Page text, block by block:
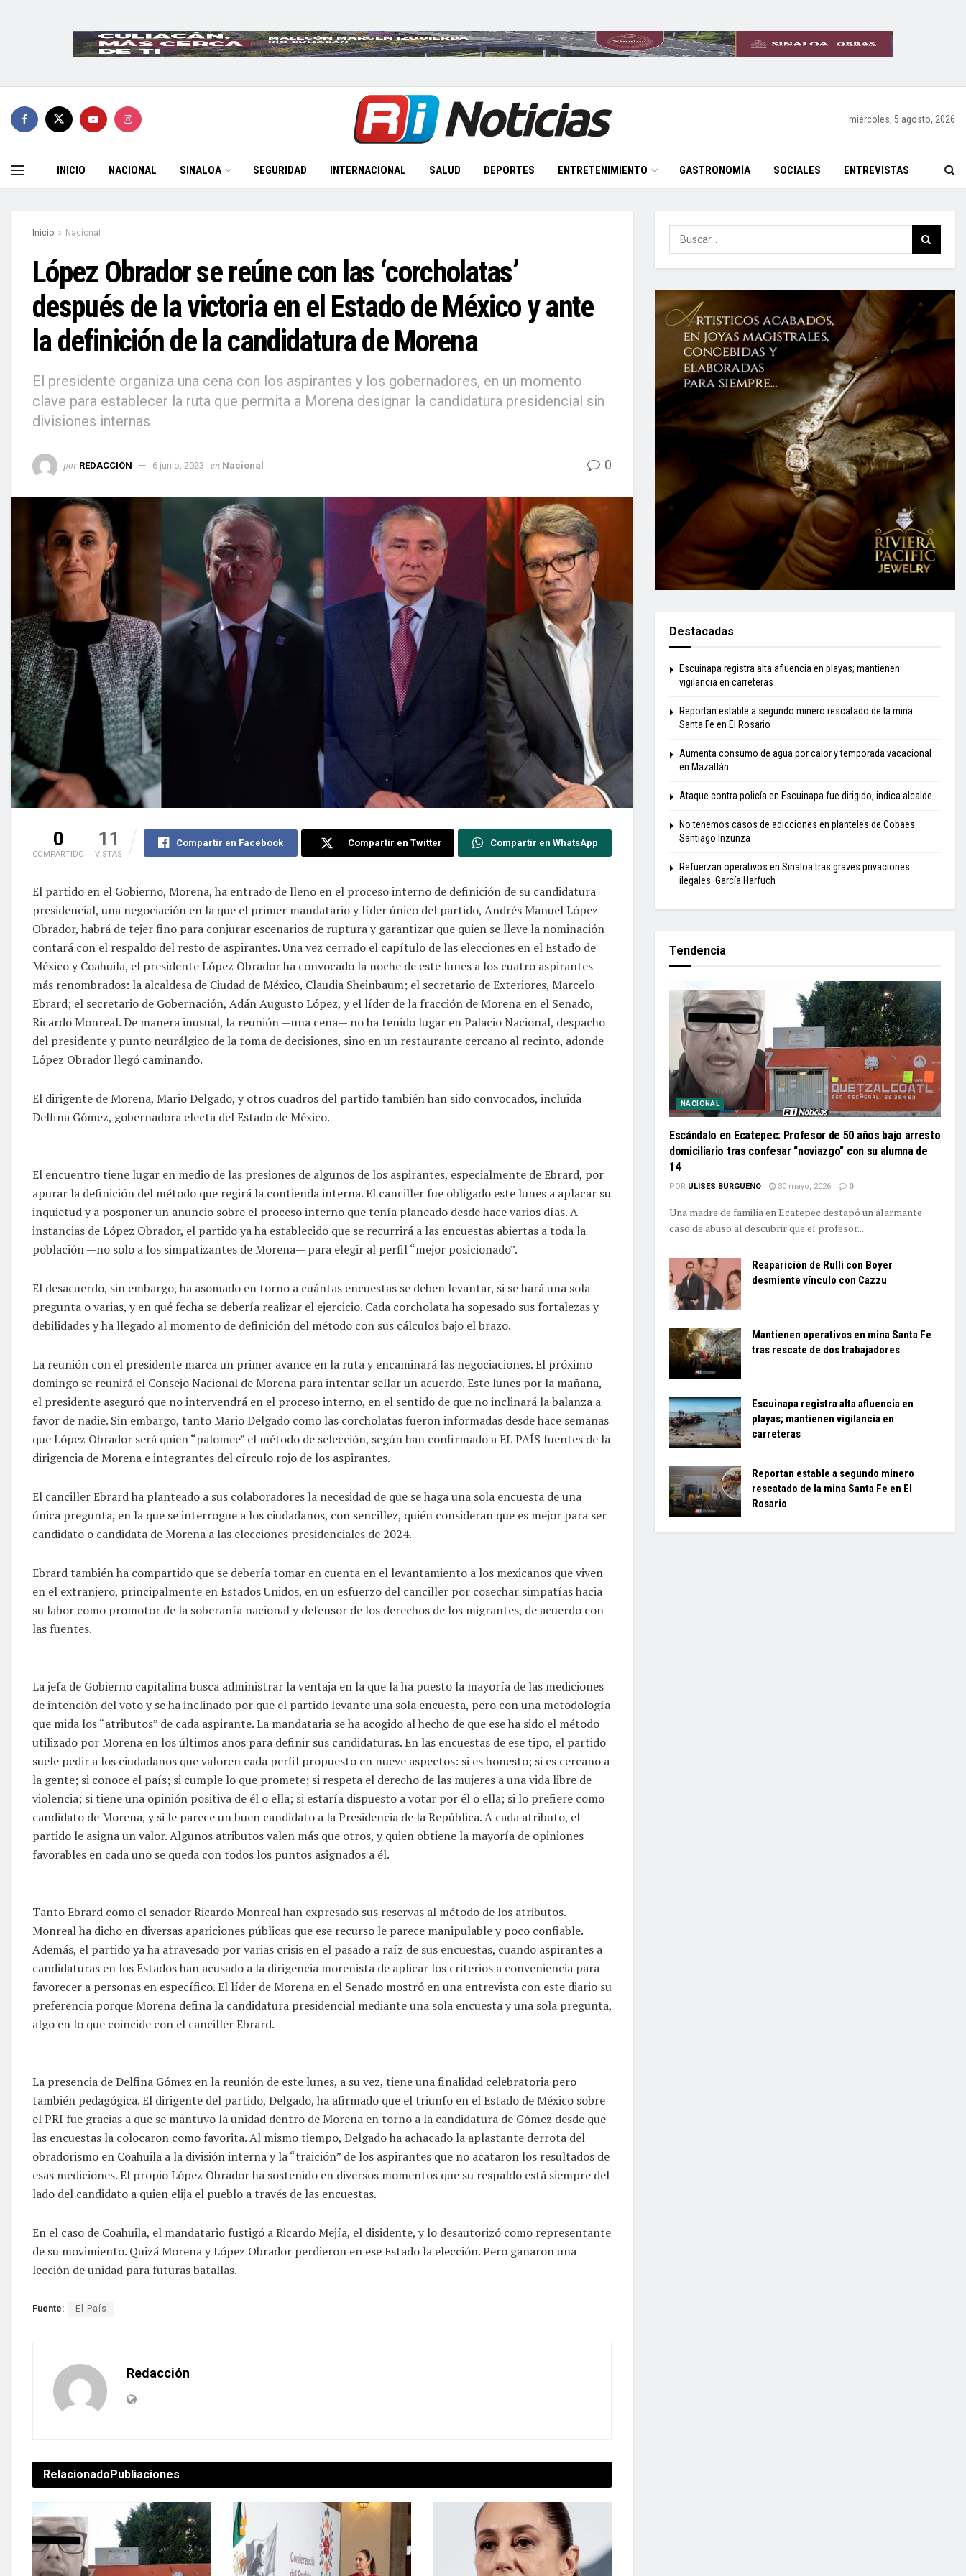
miércoles, 5 agosto, 2026
INICIO NACIONAL SINALOA SEGURIDAD INTERNACIONAL SALUD DEPORTES ENTRETENIMIENTO GASTRONOMÍA SOCIALES ENTREVISTAS
Inicio Nacional
López Obrador se reúne con las ‘corcholatas’
después de la victoria en el Estado de México y ante
la definición de la candidatura de Morena
El presidente organiza una cena con los aspirantes y los gobernadores, en un momento
clave para establecer la ruta que permita a Morena designar la candidatura presidencial sin
divisiones internas
por REDACCIÓN 6 junio, 2023 en Nacional 0
0
COMPARTIDO
11
VISTAS
Compartir en Facebook Compartir en Twitter Compartir en WhatsApp
El partido en el Gobierno, Morena, ha entrado de lleno en el proceso interno de definición de su candidatura
presidencial, una negociación en la que el primer mandatario y líder único del partido, Andrés Manuel López
Obrador, habrá de tejer fino para conjurar escenarios de ruptura y garantizar que quien se lleve la nominación
contará con el respaldo del resto de aspirantes. Una vez cerrado el capítulo de las elecciones en el Estado de
México y Coahuila, el presidente López Obrador ha convocado la noche de este lunes a los cuatro aspirantes
más renombrados: la alcaldesa de Ciudad de México, Claudia Sheinbaum; el secretario de Exteriores, Marcelo
Ebrard; el secretario de Gobernación, Adán Augusto López, y el líder de la fracción de Morena en el Senado,
Ricardo Monreal. De manera inusual, la reunión —una cena— no ha tenido lugar en Palacio Nacional, despacho
del presidente y punto neurálgico de la toma de decisiones, sino en un restaurante cercano al recinto, adonde
López Obrador llegó caminando.
El dirigente de Morena, Mario Delgado, y otros cuadros del partido también han sido convocados, incluida
Delfina Gómez, gobernadora electa del Estado de México.
El encuentro tiene lugar en medio de las presiones de algunos de los aspirantes, especialmente de Ebrard, por
apurar la definición del método que regirá la contienda interna. El canciller fue obligado este lunes a aplacar su
inquietud y a posponer un anuncio sobre el proceso interno que tenía planeado desde hace varios días. A
instancias de López Obrador, el partido ya ha establecido que se recurrirá a las encuestas abiertas a toda la
población —no solo a los simpatizantes de Morena— para elegir al perfil “mejor posicionado”.
El desacuerdo, sin embargo, ha asomado en torno a cuántas encuestas se deben levantar, si se hará una sola
pregunta o varias, y en qué fecha se debería realizar el ejercicio. Cada corcholata ha sopesado sus fortalezas y
debilidades y ha llegado al momento de definición del método con sus cálculos bajo el brazo.
La reunión con el presidente marca un primer avance en la ruta y encaminará las negociaciones. El próximo
domingo se reunirá el Consejo Nacional de Morena para intentar sellar un acuerdo. Este lunes por la mañana,
el presidente aseguró que no intervendrá en el proceso interno, en el sentido de que no inclinará la balanza a
favor de nadie. Sin embargo, tanto Mario Delgado como las corcholatas fueron informadas desde hace semanas
que López Obrador será quien “palomee” el método de selección, según han confirmado a EL PAÍS fuentes de la
dirigencia de Morena e integrantes del círculo rojo de los aspirantes.
El canciller Ebrard ha planteado a sus colaboradores la necesidad de que se haga una sola encuesta de una
única pregunta, en la que se interrogue a los ciudadanos, con sencillez, quién consideran que es mejor para ser
candidato o candidata de Morena a las elecciones presidenciales de 2024.
Ebrard también ha compartido que se debería tomar en cuenta en el levantamiento a los mexicanos que viven
en el extranjero, principalmente en Estados Unidos, en un esfuerzo del canciller por cosechar simpatías hacia
su labor como promotor de la soberanía nacional y defensor de los derechos de los migrantes, de acuerdo con
las fuentes.
La jefa de Gobierno capitalina busca administrar la ventaja en la que la ha puesto la mayoría de las mediciones
de intención del voto y se ha inclinado por que el partido levante una sola encuesta, pero con una metodología
que mida los “atributos” de cada aspirante. La mandataria se ha acogido al hecho de que ese ha sido el método
utilizado por Morena en los últimos años para definir sus candidaturas. En las encuestas de ese tipo, el partido
suele pedir a los ciudadanos que valoren cada perfil propuesto en nueve aspectos: si es honesto; si es cercano a
la gente; si conoce el país; si cumple lo que promete; si respeta el derecho de las mujeres a una vida libre de
violencia; si tiene una opinión positiva de él o ella; si estaría dispuesto a votar por él o ella; si lo prefiere como
candidato de Morena, y si le parece un buen candidato a la Presidencia de la República. A cada atributo, el
partido le asigna un valor. Algunos atributos valen más que otros, y quien obtiene la mayoría de opiniones
favorables en cada uno se queda con todos los puntos asignados a él.
Tanto Ebrard como el senador Ricardo Monreal han expresado sus reservas al método de los atributos.
Monreal ha dicho en diversas apariciones públicas que ese recurso le parece manipulable y poco confiable.
Además, el partido ya ha atravesado por varias crisis en el pasado a raíz de sus encuestas, cuando aspirantes a
candidaturas en los Estados han acusado a la dirigencia morenista de aplicar los criterios a conveniencia para
favorecer a personas en específico. El líder de Morena en el Senado mostró en una entrevista con este diario su
preferencia porque Morena defina la candidatura presidencial mediante una sola encuesta y una sola pregunta,
algo en lo que coincide con el canciller Ebrard.
La presencia de Delfina Gómez en la reunión de este lunes, a su vez, tiene una finalidad celebratoria pero
también pedagógica. El dirigente del partido, Delgado, ha afirmado que el triunfo en el Estado de México sobre
el PRI fue gracias a que se mantuvo la unidad dentro de Morena en torno a la candidatura de Gómez desde que
las encuestas la colocaron como favorita. Al mismo tiempo, Delgado ha achacado la aplastante derrota del
obradorismo en Coahuila a la división interna y la “traición” de los aspirantes que no acataron los resultados de
esas mediciones. El propio López Obrador ha sostenido en diversos momentos que su respaldo está siempre del
lado del candidato a quien elija el pueblo a través de las encuestas.
En el caso de Coahuila, el mandatario fustigó a Ricardo Mejía, el disidente, y lo desautorizó como representante
de su movimiento. Quizá Morena y López Obrador perdieron en ese Estado la elección. Pero ganaron una
lección de unidad para futuras batallas.
Fuente: El País
Redacción
RelacionadoPubliaciones
Destacadas
Escuinapa registra alta afluencia en playas; mantienen
vigilancia en carreteras
Reportan estable a segundo minero rescatado de la mina
Santa Fe en El Rosario
Aumenta consumo de agua por calor y temporada vacacional
en Mazatlán
Ataque contra policía en Escuinapa fue dirigido, indica alcalde
No tenemos casos de adicciones en planteles de Cobaes:
Santiago Inzunza
Refuerzan operativos en Sinaloa tras graves privaciones
ilegales: García Harfuch
Tendencia
NACIONAL
Escándalo en Ecatepec: Profesor de 50 años bajo arresto
domiciliario tras confesar “noviazgo” con su alumna de
14
POR ULISES BURGUEÑO 30 mayo, 2026 0
Una madre de familia en Ecatepec destapó un alarmante
caso de abuso al descubrir que el profesor...
Reaparición de Rulli con Boyer
desmiente vínculo con Cazzu
Mantienen operativos en mina Santa Fe
tras rescate de dos trabajadores
Escuinapa registra alta afluencia en
playas; mantienen vigilancia en
carreteras
Reportan estable a segundo minero
rescatado de la mina Santa Fe en El
Rosario